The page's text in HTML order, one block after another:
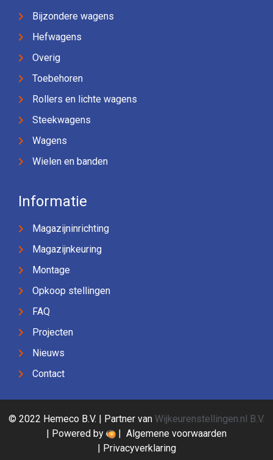
Bijzondere wagens
Hefwagens
Overig
Toebehoren
Rollers en lichte wagens
Steekwagens
Wagens
Wielen en banden
Informatie
Magazijninrichting
Magazijnkeuring
Montage
Opkoop stellingen
FAQ
Projecten
Nieuws
Contact
© 2022 Hemeco B.V. | Partner van Wijkeurenstellingen.nl B.V.
| Powered by
Algemene voorwaarden
Privacyverklaring